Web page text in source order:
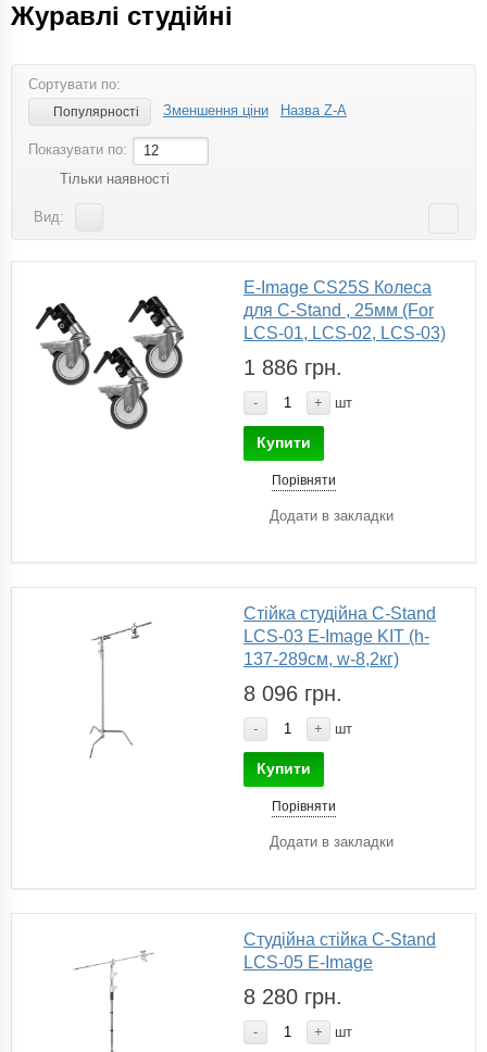
Журавлі студійні
Сортувати по:
Популярності Зменшення ціни Назва Z-A
Показувати по:
12
Тільки наявності
Вид:
E-Image CS25S Колеса
для C-Stand , 25мм (For
LCS-01, LCS-02, LCS-03)
1 886 грн.
- + шт
Купити
Порівняти
Додати в закладки
Стійка студійна C-Stand
LCS-03 E-Image KIT (h-
137-289см, w-8,2кг)
8 096 грн.
- + шт
Купити
Порівняти
Додати в закладки
Студійна стійка C-Stand
LCS-05 E-Image
8 280 грн.
- + шт